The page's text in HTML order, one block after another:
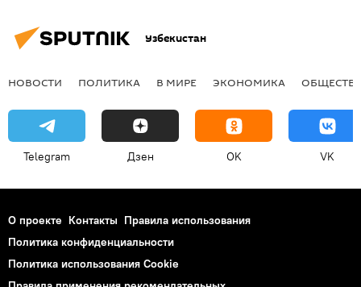
Узбекистан
НОВОСТИ ПОЛИТИКА В МИРЕ ЭКОНОМИКА
Telegram Дзен OK VK
О проекте Контакты Правила использования
Политика конфиденциальности
Политика использования Cookie